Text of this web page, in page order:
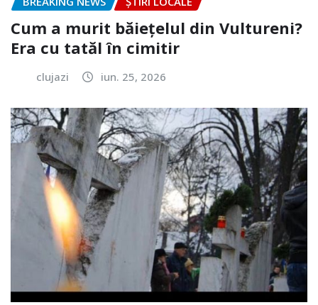
Cum a murit băiețelul din Vultureni?
Era cu tatăl în cimitir
clujazi iun. 25, 2026